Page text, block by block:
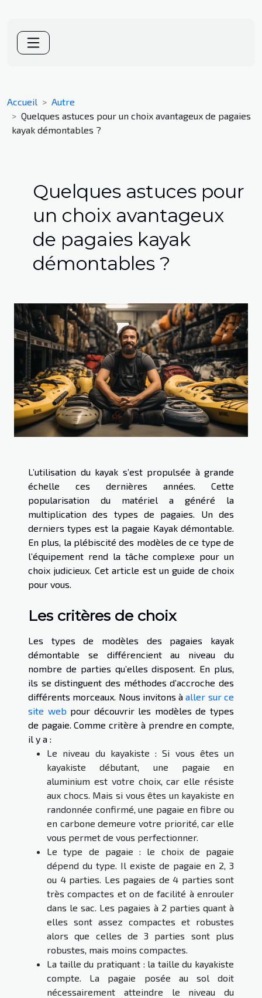
Accueil
Autre
Quelques astuces pour un choix avantageux de pagaies
kayak démontables ?
Quelques astuces pour
un choix avantageux
de pagaies kayak
démontables ?
L’utilisation du kayak s’est propulsée à grande
échelle ces dernières années. Cette
popularisation du matériel a généré la
multiplication des types de pagaies. Un des
derniers types est la pagaie Kayak démontable.
En plus, la plébiscité des modèles de ce type de
l’équipement rend la tâche complexe pour un
choix judicieux. Cet article est un guide de choix
pour vous.
Les critères de choix
Les types de modèles des pagaies kayak
démontable se différencient au niveau du
nombre de parties qu’elles disposent. En plus,
ils se distinguent des méthodes d’accroche des
différents morceaux. Nous invitons àaller sur ce
site web pour découvrir les modèles de types
de pagaie. Comme critère à prendre en compte,
il y a :
Le niveau du kayakiste : Si vous êtes un
kayakiste débutant, une pagaie en
aluminium est votre choix, car elle résiste
aux chocs. Mais si vous êtes un kayakiste en
randonnée confirmé, une pagaie en fibre ou
en carbone demeure votre priorité, car elle
vous permet de vous perfectionner.
Le type de pagaie : le choix de pagaie
dépend du type. Il existe de pagaie en 2, 3
ou 4 parties. Les pagaies de 4 parties sont
très compactes et on de facilité à enrouler
dans le sac. Les pagaies à 2 parties quant à
elles sont assez compactes et robustes
alors que celles de 3 parties sont plus
robustes, mais moins compactes.
La taille du pratiquant : la taille du kayakiste
compte. La pagaie posée au sol doit
nécessairement atteindre le niveau du